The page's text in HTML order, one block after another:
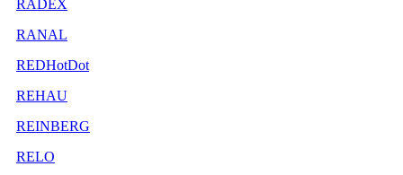
RADEX
RANAL
REDHotDot
REHAU
REINBERG
RELO